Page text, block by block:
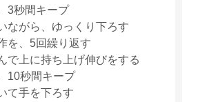
3秒間キープ
ながら、ゆっくり下ろす
を、5回繰り返す
で上に持ち上げ伸びをする
10秒間キープ
て手を下ろす